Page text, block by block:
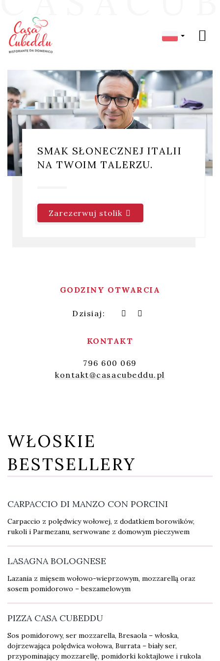
SMAK SŁONECZNEJ ITALII
NA TWOIM TALERZU.
Zarezerwuj stolik
GODZINY OTWARCIA
Dzisiaj:
KONTAKT
796 600 069
kontakt@casacubeddu.pl
WŁOSKIE
BESTSELLERY
CARPACCIO DI MANZO CON PORCINI
Carpaccio z polędwicy wołowej, z dodatkiem borowików,
rukoli i Parmezanu, serwowane z domowym pieczywem
LASAGNA BOLOGNESE
Lazania z mięsem wołowo-wieprzowym, mozzarellą oraz
sosem pomidorowo – beszamelowym
PIZZA CASA CUBEDDU
Sos pomidorowy, ser mozzarella, Bresaola – włoska,
dojrzewająca polędwica wołowa, Burrata – biały ser,
przypominający mozzarellę, pomidorki koktajlowe i rukola